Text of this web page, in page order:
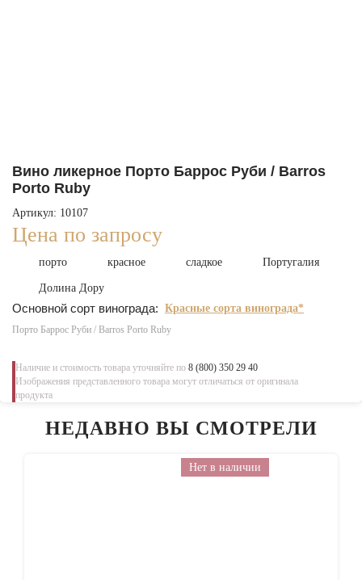
Вино ликерное Порто Баррос Руби / Barros
Porto Ruby
Артикул: 10107
Цена по запросу
порто красное сладкое Португалия
Долина Дору
Основной сорт винограда: Красные сорта винограда*
Порто Баррос Руби / Barros Porto Ruby
Наличие и стоимость товара уточняйте по 8 (800) 350 29 40
Изображения представленного товара могут отличаться от оригинала
продукта
НЕДАВНО ВЫ СМОТРЕЛИ
Нет в наличии